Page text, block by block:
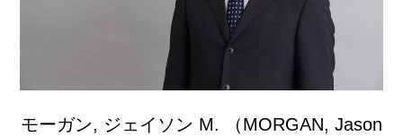
モーガン, ジェイソン M. （MORGAN, Jason